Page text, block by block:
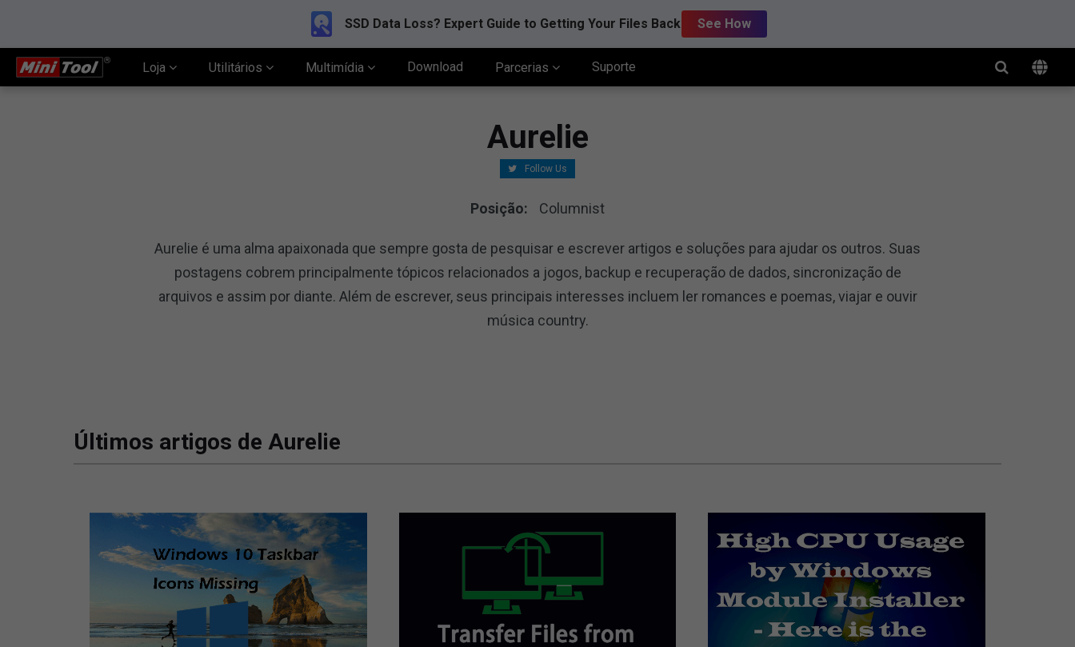
SSD Data Loss? Expert Guide to Getting Your Files Back See How
Loja Utilitários Multimídia Download Parcerias Suporte
Aurelie
Follow Us
Posição: Columnist
Aurelie é uma alma apaixonada que sempre gosta de pesquisar e escrever artigos e soluções para ajudar os outros. Suas
postagens cobrem principalmente tópicos relacionados a jogos, backup e recuperação de dados, sincronização de
arquivos e assim por diante. Além de escrever, seus principais interesses incluem ler romances e poemas, viajar e ouvir
música country.
Últimos artigos de Aurelie